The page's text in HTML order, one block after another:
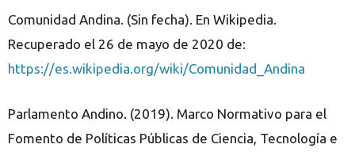
Comunidad Andina. (Sin fecha). En Wikipedia.
Recuperado el 26 de mayo de 2020 de:
https://es.wikipedia.org/wiki/Comunidad_Andina
Parlamento Andino. (2019). Marco Normativo para el
Fomento de Políticas Públicas de Ciencia, Tecnología e